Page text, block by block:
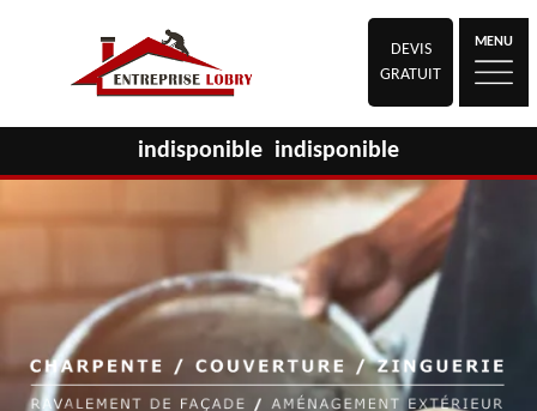
DEVIS
GRATUIT
MENU
indisponible indisponible